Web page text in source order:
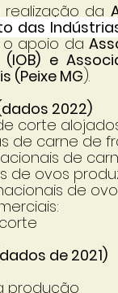
realização da
das
o apoio da
(IOB) e
(Peixe MG).
2022)
corte
de carne de
de
de ovos
de
corte
de 2021)
produção